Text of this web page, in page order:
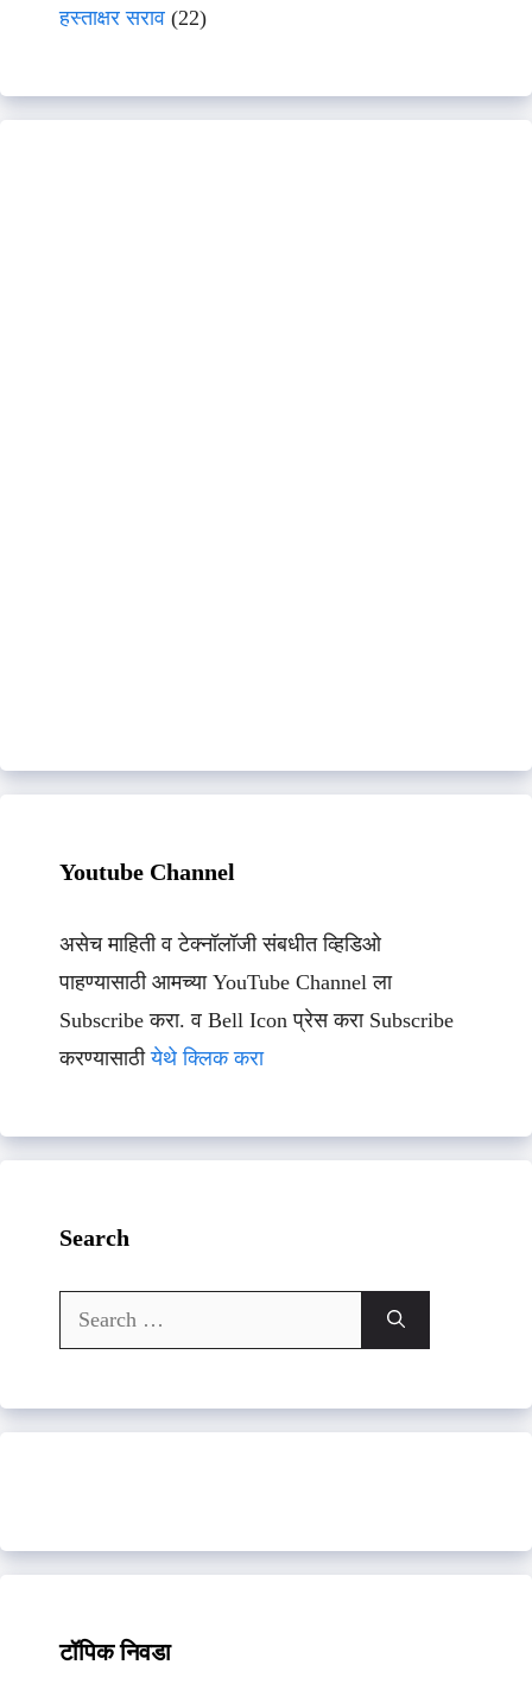
हस्ताक्षर सराव (22)
Youtube Channel
असेच माहिती व टेक्नॉलॉजी संबधीत व्हिडिओ
पाहण्यासाठी आमच्या YouTube Channel ला
Subscribe करा. व Bell Icon प्रेस करा Subscribe
करण्यासाठीयेथे क्लिक करा
Search
Search
for:
टॉपिक निवडा